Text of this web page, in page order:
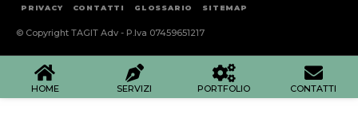
© Copyright TAGIT Adv - P.Iva 07459651217
PRIVACY CONTATTI GLOSSARIO SITEMAP
HOME SERVIZI PORTFOLIO CONTATTI